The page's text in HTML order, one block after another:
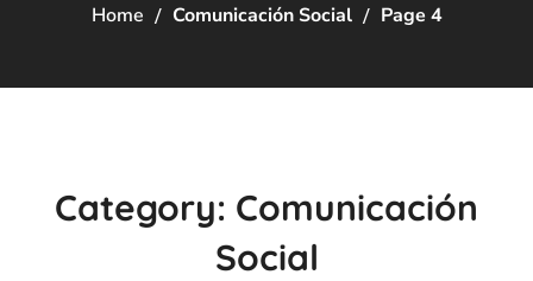
Home Comunicación Social Page 4
Category: Comunicación
Social